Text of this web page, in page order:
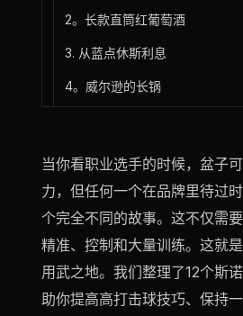
2。长款直筒红葡萄酒
3. 从蓝点休斯利息
4。威尔逊的长锅
当你看职业选手的时候，盆子
力，但任何一个在品牌里待过
个完全不同的故事。这不仅需
精准、控制和大量训练。这就
用武之地。我们整理了12个斯
助你提高高打击球技巧、保持